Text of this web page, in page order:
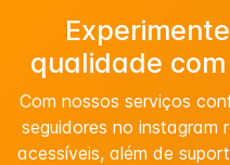
qualidade
Com nossos serviços
seguidores no instagram
acessíveis, além de